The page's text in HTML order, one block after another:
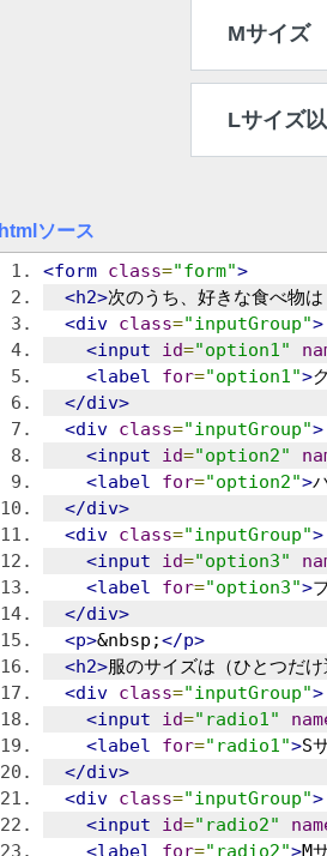
Mサイズ
Lサイズ
htmlソース
<form class="form">
<h2>次のうち、好きな食べ物
<div class="inputGroup">
<input
id="option1"
<label
for="option1">
</div>
<div class="inputGroup">
<input
id="option2"
<label
for="option2">
</div>
<div class="inputGroup">
<input
id="option3"
<label
for="option3">
</div>
<p>&nbsp;</p>
<h2>服のサイズは（ひとつだ
<div class="inputGroup">
<input
id="radio1"
<label
for="radio1">S
</div>
<div class="inputGroup">
<input
id="radio2"
<label
for="radio2">M